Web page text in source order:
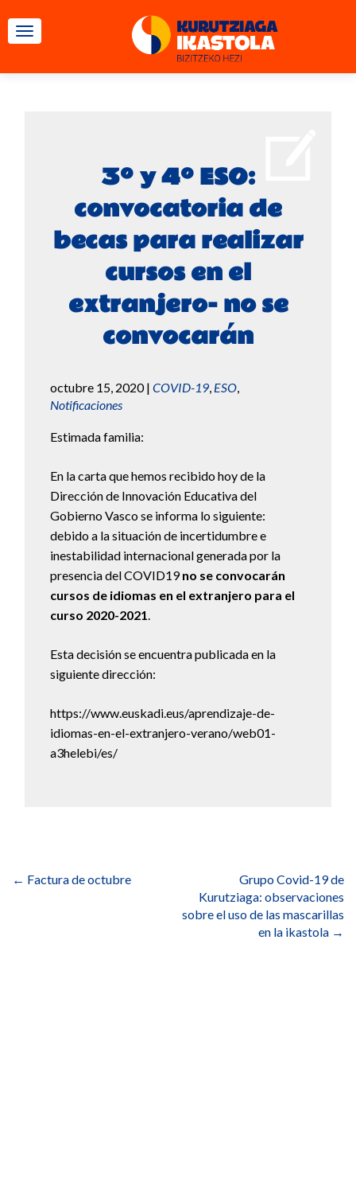
CAMBIAR NAVEGACIÓN
3º y 4º ESO:
convocatoria de
becas para realizar
cursos en el
extranjero- no se
convocarán
octubre 15, 2020| COVID-19, ESO,
Notificaciones
Estimada familia:
En la carta que hemos recibido hoy de la
Dirección de Innovación Educativa del
Gobierno Vasco se informa lo siguiente:
debido a la situación de incertidumbre e
inestabilidad internacional generada por la
presencia del COVID19no se convocarán
cursos de idiomas en el extranjero para el
curso 2020-2021.
Esta decisión se encuentra publicada en la
siguiente dirección:
https://www.euskadi.eus/aprendizaje-de-
idiomas-en-el-extranjero-verano/web01-
a3helebi/es/
de
← Factura de octubre
Grupo Covid-19 de
Kurutziaga: observaciones
sobre el uso de las mascarillas
en la ikastola →